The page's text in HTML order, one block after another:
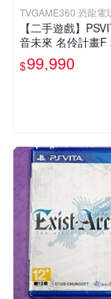
TVGAME360 恐龍電
中店
【二手遊戲】
音未來 名伶計畫F
JECT DIVA F
中恐龍
$99,990